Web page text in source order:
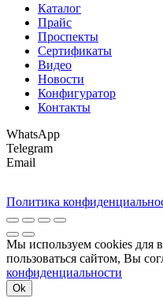
Каталог
Прайс
Проспекты
Сертификаты
Видео
Новости
Конфигуратор
Контакты
WhatsApp
Telegram
Email
Политика
Мы используем cookies для
пользоваться сайтом, Вы
конфиденциальности
Ok